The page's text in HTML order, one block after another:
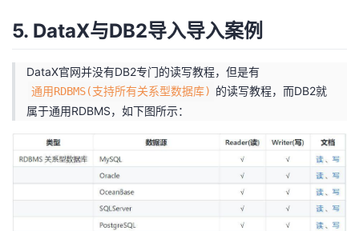
5. DataX与DB2导入导入案例
DataX官网并没有DB2专门的读写教程，但是有
通用RDBMS(支持所有关系型数据库) 的读写教程，而DB2就
属于通用RDBMS，如下图所示：